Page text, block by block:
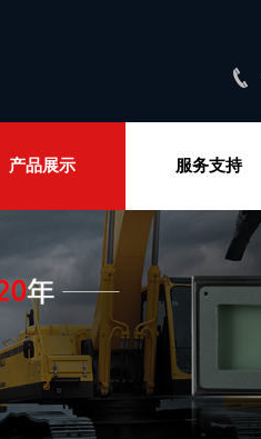
产品展示 服务支持